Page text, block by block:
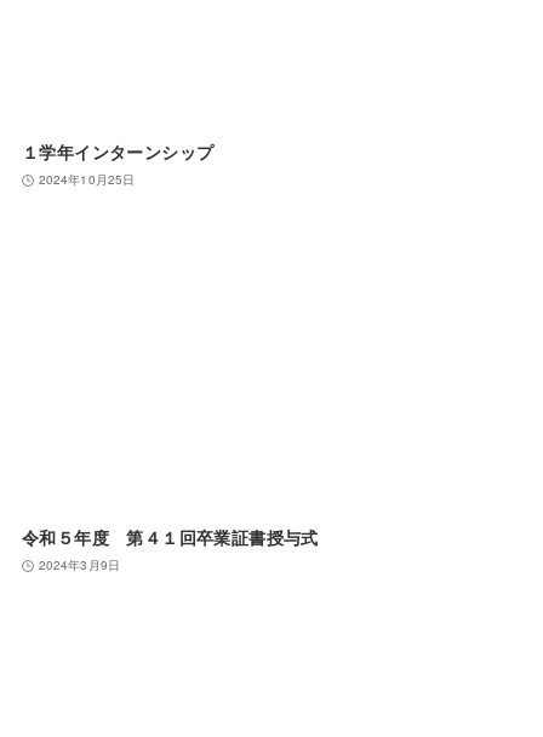
１学年インターンシップ
2024年10月25日
令和５年度 第４１回卒業証書授与式
2024年3月9日